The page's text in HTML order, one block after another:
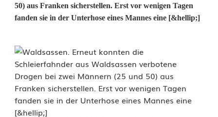
50) aus Franken sicherstellen. Erst vor wenigen Tagen
fanden sie in der Unterhose eines Mannes eine [&hellip;]